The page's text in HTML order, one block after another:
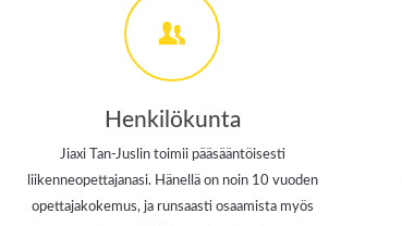
Henkilökunta
Jiaxi Tan-Juslin toimii pääsääntöisesti
liikenneopettajanasi. Hänellä on noin 10 vuoden
opettajakokemus, ja runsaasti osaamista myös